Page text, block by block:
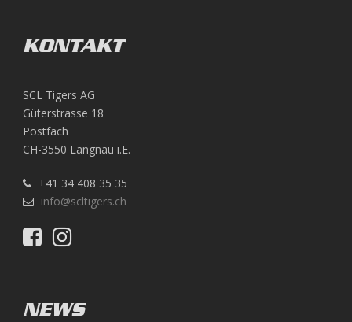
KONTAKT
SCL Tigers AG
Güterstrasse 18
Postfach
CH-3550 Langnau i.E.
+41 34 408 35 35
info@scltigers.ch
NEWS